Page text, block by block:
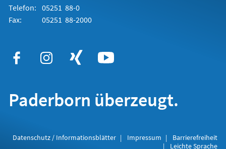
Telefon: 05251 88-0
Fax:
05251 88-2000
Paderborn überzeugt.
Datenschutz / Informationsblätter Impressum
Barrierefreiheit
Leichte Sprache